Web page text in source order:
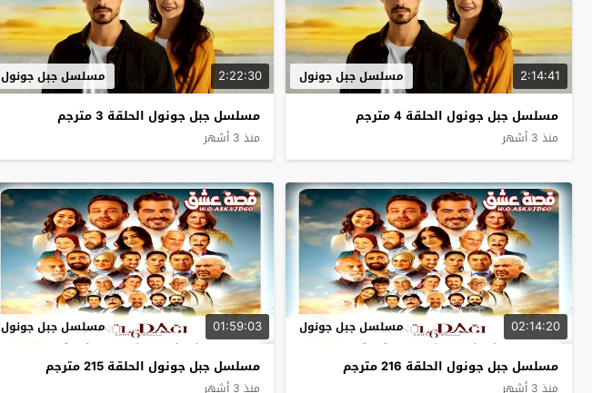
2:14:41 مسلسل جبل جونول
مسلسل جبل جونول الحلقة 4 مترجم
منذ 3 أشهر
2:22:30 مسلسل جبل جونول
مسلسل جبل جونول الحلقة 3 مترجم
منذ 3 أشهر
02:14:20 مسلسل جبل جونول
مسلسل جبل جونول الحلقة 216 مترجم
منذ 3 أشهر
01:59:03 مسلسل جبل جونول
مسلسل جبل جونول الحلقة 215 مترجم
منذ 3 أشهر